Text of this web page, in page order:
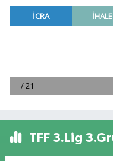
TFF 3.Lig